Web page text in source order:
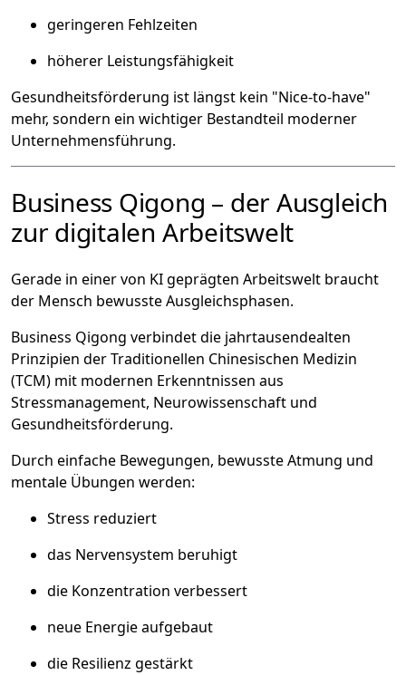
geringeren Fehlzeiten
höherer Leistungsfähigkeit
Gesundheitsförderung ist längst kein "Nice-to-have"
mehr, sondern ein wichtiger Bestandteil moderner
Unternehmensführung.
Business Qigong – der Ausgleich
zur digitalen Arbeitswelt
Gerade in einer von KI geprägten Arbeitswelt braucht
der Mensch bewusste Ausgleichsphasen.
Business Qigong verbindet die jahrtausendealten
Prinzipien der Traditionellen Chinesischen Medizin
(TCM) mit modernen Erkenntnissen aus
Stressmanagement, Neurowissenschaft und
Gesundheitsförderung.
Durch einfache Bewegungen, bewusste Atmung und
mentale Übungen werden:
Stress reduziert
das Nervensystem beruhigt
die Konzentration verbessert
neue Energie aufgebaut
die Resilienz gestärkt